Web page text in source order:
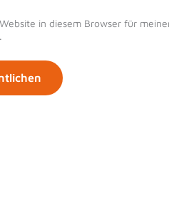
in diesem Browser für